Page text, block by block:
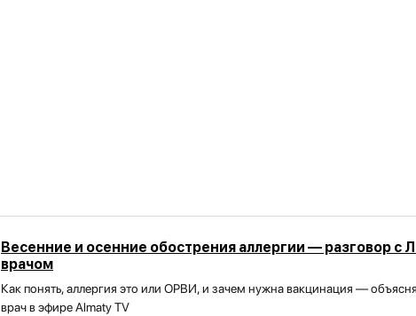
Весенние и осенние обострения аллергии — разговор с
врачом
Как понять, аллергия это или ОРВИ, и зачем нужна вакцинация —
врач в эфире Almaty TV